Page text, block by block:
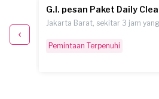
G.I. pesan Paket Daily
Jakarta Barat, sekitar 3 jam
Pemintaan Terpenuhi